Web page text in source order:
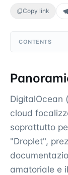
Copy link
CONTENTS
DigitalOcean
cloud
soprattutto
"Droplet",
amatoriale e